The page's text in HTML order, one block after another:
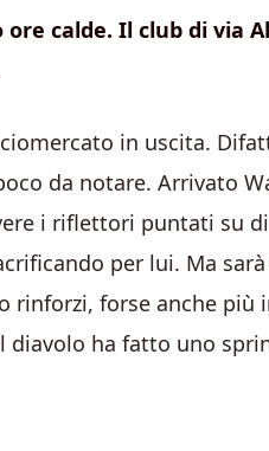
calde. Il club di via
in uscita.
da notare. Arrivato
i riflettori puntati su
per lui. Ma
rinforzi, forse anche
diavolo ha fatto uno